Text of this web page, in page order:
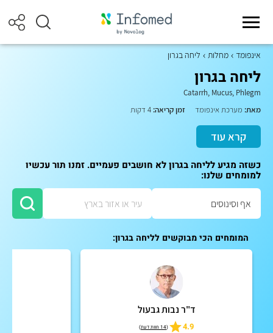
אינפומד מחלות ליחה בגרון
ליחה בגרון
Catarrh, Mucus, Phlegm
מאת: מערכת אינפומד זמן קריאה:
קרא עוד
כשזה מגיע לליחה בגרון לא חושבים פעמיים. זמנו תור עכשיו
למומחים שלנו:
המומחים הכי מבוקשים לליחה בגרון:
ד"ר נבות גבעול
4.9
(14 חוות דעת )